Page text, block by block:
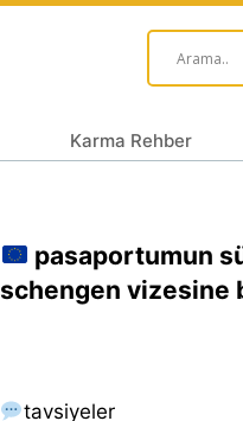
Karma Rehber
pasaportumun
schengen vizesine
tavsiyeler